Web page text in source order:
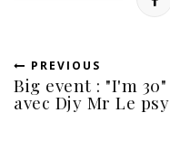
PREVIOUS
Big event : "I'm 30"
avec Djy Mr Le psy